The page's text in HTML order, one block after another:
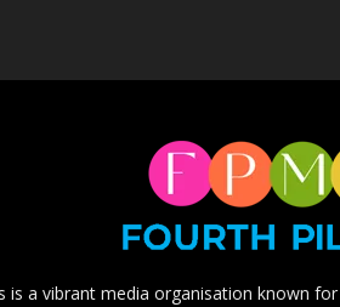
is a vibrant media organisation known